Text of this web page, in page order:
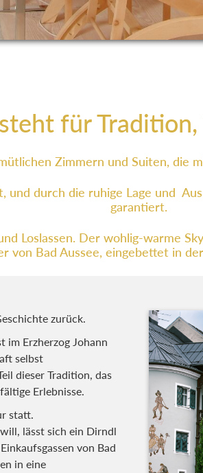
für
Zimmern und Suiten, die
und durch die ruhige Lage und
garantiert.
Loslassen. Der wohlig-warme
von Bad Aussee, eingebettet in
zurück.
im Erzherzog Johann
selbst
dieser Tradition, das
Erlebnisse.
statt.
lässt sich ein Dirndl
von Bad
in eine